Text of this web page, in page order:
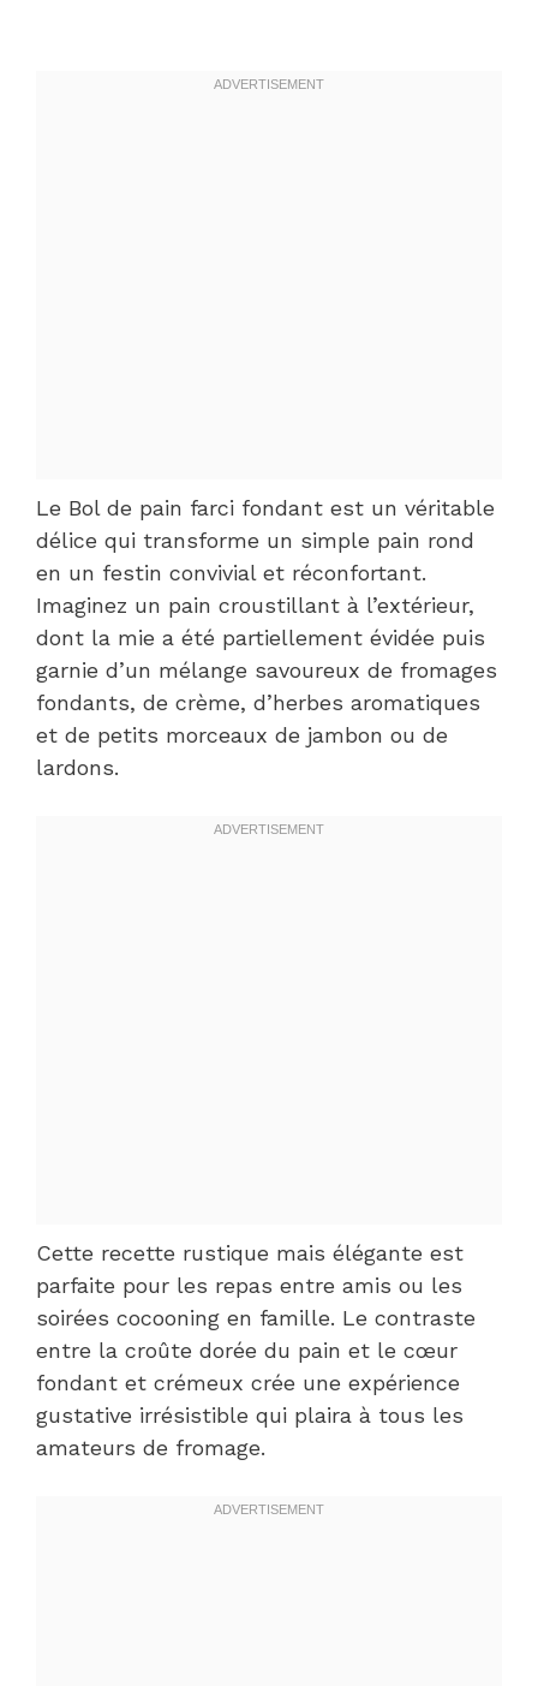
Le Bol de pain farci fondant est un véritable
délice qui transforme un simple pain rond
en un festin convivial et réconfortant.
Imaginez un pain croustillant à l’extérieur,
dont la mie a été partiellement évidée puis
garnie d’un mélange savoureux de fromages
fondants, de crème, d’herbes aromatiques
et de petits morceaux de jambon ou de
lardons.
Cette recette rustique mais élégante est
parfaite pour les repas entre amis ou les
soirées cocooning en famille. Le contraste
entre la croûte dorée du pain et le cœur
fondant et crémeux crée une expérience
gustative irrésistible qui plaira à tous les
amateurs de fromage.